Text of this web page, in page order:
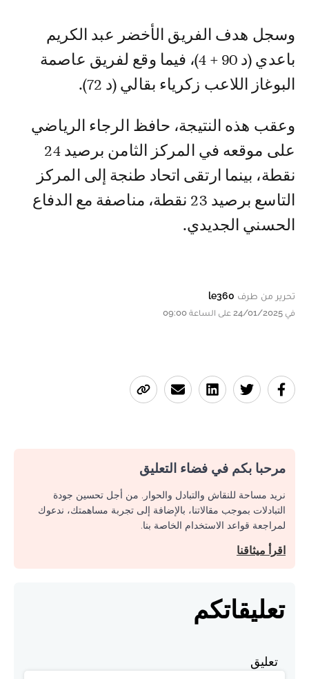
وسجل هدف الفريق الأخضر عبد الكريم
باعدي (د 90 + 4)، فيما وقع لفريق عاصمة
البوغاز اللاعب زكرياء بقالي (د 72).
وعقب هذه النتيجة، حافظ الرجاء الرياضي
على موقعه في المركز الثامن برصيد 24
نقطة، بينما ارتقى اتحاد طنجة إلى المركز
التاسع برصيد 23 نقطة، مناصفة مع الدفاع
الحسني الجديدي.
تحرير من طرف le360
في 24/01/2025 على الساعة 09:00
مرحبا بكم في فضاء التعليق
نريد مساحة للنقاش والتبادل والحوار. من أجل تحسين جودة
التبادلات بموجب مقالاتنا، بالإضافة إلى تجربة مساهمتك، ندعوك
لمراجعة قواعد الاستخدام الخاصة بنا.
اقرأ ميثاقنا
تعليقاتكم
تعليق